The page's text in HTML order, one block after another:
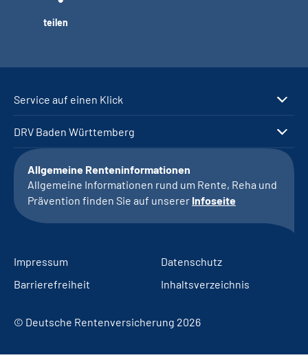
teilen
Service auf einen Klick
DRV Baden Württemberg
Allgemeine Renteninformationen
Allgemeine Informationen rund um Rente, Reha und
Prävention finden Sie auf unserer Infoseite
Impressum
Datenschutz
Barrierefreiheit
Inhaltsverzeichnis
© Deutsche Rentenversicherung 2026